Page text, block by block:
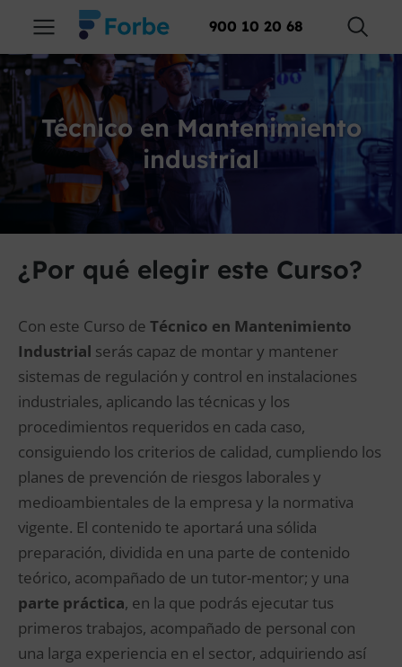
900 10 20 68
Técnico en Mantenimiento
industrial
¿Por qué elegir este Curso?
Con este Curso de Técnico en Mantenimiento
Industrial serás capaz de montar y mantener
sistemas de regulación y control en instalaciones
industriales, aplicando las técnicas y los
procedimientos requeridos en cada caso,
consiguiendo los criterios de calidad, cumpliendo los
planes de prevención de riesgos laborales y
medioambientales de la empresa y la normativa
vigente. El contenido te aportará una sólida
preparación, dividida en una parte de contenido
teórico, acompañado de un tutor-mentor; y una
parte práctica, en la que podrás ejecutar tus
primeros trabajos, acompañado de personal con
una larga experiencia en el sector, adquiriendo así